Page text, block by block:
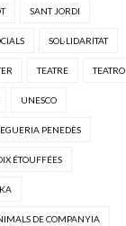
SANT JORDI
SOL·LIDARITAT
TEATRE TEATRO
UNESCO
PENEDÈS
ÉTOUFFÉES
DE COMPANYIA